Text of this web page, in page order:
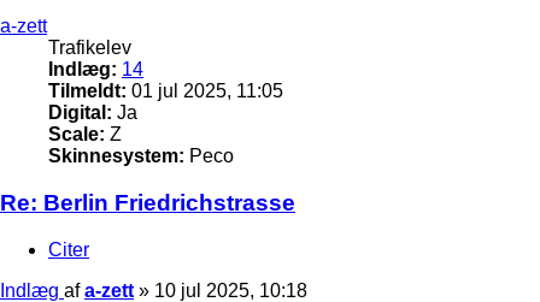
a-zett
Trafikelev
Indlæg: 14
Tilmeldt: 01 jul 2025, 11:05
Digital: Ja
Scale: Z
Skinnesystem: Peco
Re: Berlin Friedrichstrasse
Citer
Indlæg afa-zett » 10 jul 2025, 10:18